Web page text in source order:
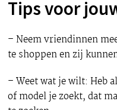
Tips voor
– Neem vriendinnen
te shoppen en zij
– Weet wat je wilt: Heb
of model je zoekt, dat